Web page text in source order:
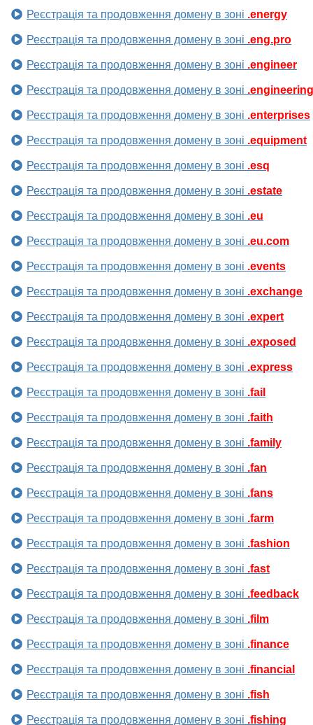
Реєстрація та продовження домену в зоні .energy
Реєстрація та продовження домену в зоні .eng.pro
Реєстрація та продовження домену в зоні .engineer
Реєстрація та продовження домену в зоні .engineering
Реєстрація та продовження домену в зоні .enterprises
Реєстрація та продовження домену в зоні .equipment
Реєстрація та продовження домену в зоні .esq
Реєстрація та продовження домену в зоні .estate
Реєстрація та продовження домену в зоні .eu
Реєстрація та продовження домену в зоні .eu.com
Реєстрація та продовження домену в зоні .events
Реєстрація та продовження домену в зоні .exchange
Реєстрація та продовження домену в зоні .expert
Реєстрація та продовження домену в зоні .exposed
Реєстрація та продовження домену в зоні .express
Реєстрація та продовження домену в зоні .fail
Реєстрація та продовження домену в зоні .faith
Реєстрація та продовження домену в зоні .family
Реєстрація та продовження домену в зоні .fan
Реєстрація та продовження домену в зоні .fans
Реєстрація та продовження домену в зоні .farm
Реєстрація та продовження домену в зоні .fashion
Реєстрація та продовження домену в зоні .fast
Реєстрація та продовження домену в зоні .feedback
Реєстрація та продовження домену в зоні .film
Реєстрація та продовження домену в зоні .finance
Реєстрація та продовження домену в зоні .financial
Реєстрація та продовження домену в зоні .fish
Реєстрація та продовження домену в зоні .fishing